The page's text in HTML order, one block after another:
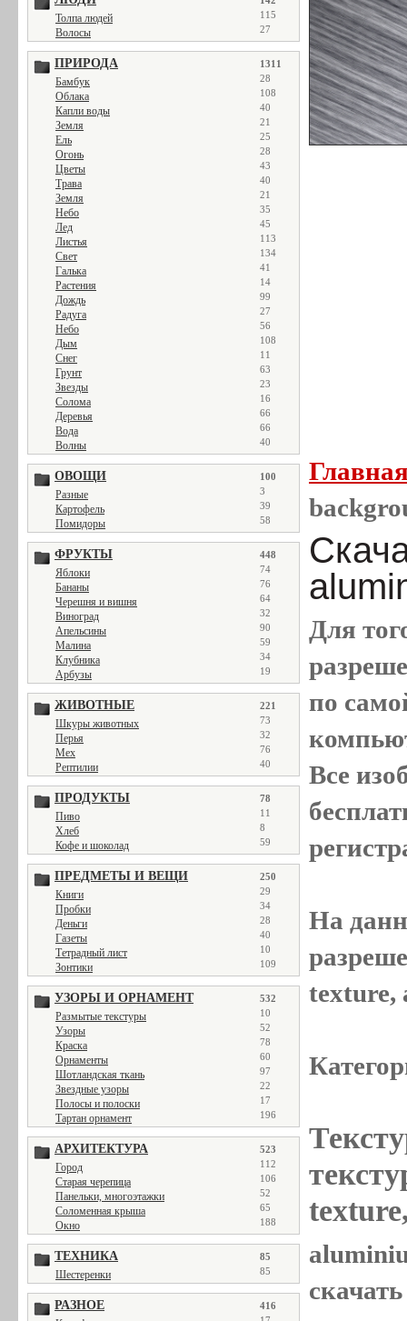
Толпа людей 115
Волосы 27
ПРИРОДА 1311
Бамбук 28
Облака 108
Капли воды 40
Земля 21
Ель 25
Огонь 28
Цветы 43
Трава 40
Земля 21
Небо 35
Лед 45
Листья 113
Свет 134
Галька 41
Растения 14
Дождь 99
Радуга 27
Небо 56
Дым 108
Снег 11
Грунт 63
Звезды 23
Солома 16
Деревья 66
Вода 66
Волны 40
ОВОЩИ 100
Разные 3
Картофель 39
Помидоры 58
ФРУКТЫ 448
Яблоки 74
Бананы 76
Черешня и вишня 64
Виноград 32
Апельсины 90
Малина 59
Клубника 34
Арбузы 19
ЖИВОТНЫЕ 221
Шкуры животных 73
Перья 32
Мех 76
Рептилии 40
ПРОДУКТЫ 78
Пиво 11
Хлеб 8
Кофе и шоколад 59
ПРЕДМЕТЫ И ВЕЩИ 250
Книги 29
Пробки 34
Деньги 28
Газеты 40
Тетрадный лист 10
Зонтики 109
УЗОРЫ И ОРНАМЕНТ 532
Размытые текстуры 10
Узоры 52
Краска 78
Орнаменты 60
Шотландская ткань 97
Звездные узоры 22
Полосы и полоски 17
Тартан орнамент 196
АРХИТЕКТУРА 523
Город 112
Старая черепица 106
Панельки, многоэтажки 52
Соломенная крыша 65
Окно 188
ТЕХНИКА 85
Шестеренки 85
РАЗНОЕ 416
Для
по
Все
На
texture,